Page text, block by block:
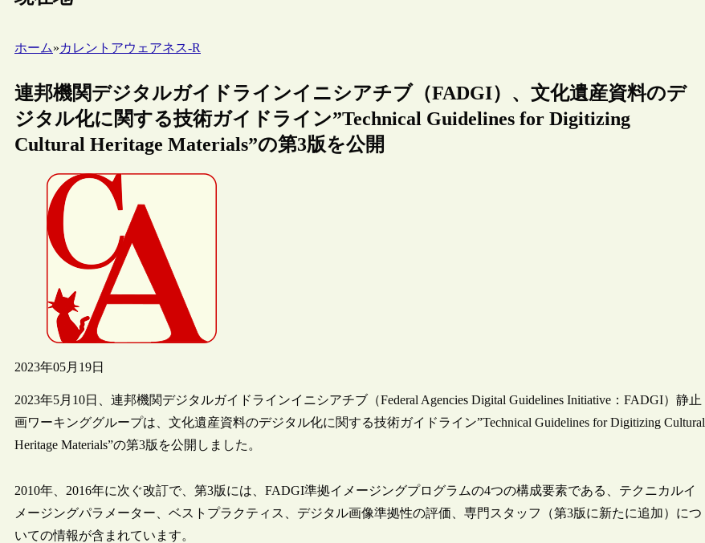
ホーム»カレントアウェアネス-R
連邦機関デジタルガイドラインイニシアチブ（FADGI）、文化遺産資料のデ
ジタル化に関する技術ガイドライン”Technical Guidelines for Digitizing
Cultural Heritage Materials”の第3版を公開
2023年05月19日
2023年5月10日、連邦機関デジタルガイドラインイニシアチブ（Federal Agencies Digital Guidelines Initiative：FADGI）静止
画ワーキンググループは、文化遺産資料のデジタル化に関する技術ガイドライン”Technical Guidelines for Digitizing Cultural
Heritage Materials”の第3版を公開しました。
2010年、2016年に次ぐ改訂で、第3版には、FADGI準拠イメージングプログラムの4つの構成要素である、テクニカルイ
メージングパラメーター、ベストプラクティス、デジタル画像準拠性の評価、専門スタッフ（第3版に新たに追加）につ
いての情報が含まれています。